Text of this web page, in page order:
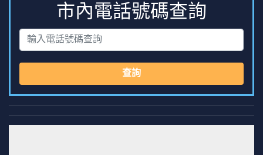
市內電話號碼查詢
查詢